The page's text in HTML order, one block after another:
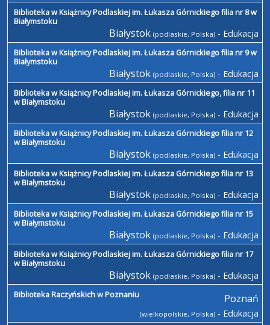
Biblioteka w Książnicy Podlaskiej im. Łukasza Górnickiego filia nr 8 w
Białymstoku
Białystok (podlaskie, Polska)- Edukacja
Biblioteka w Książnicy Podlaskiej im. Łukasza Górnickiego filia nr 9 w
Białymstoku
Białystok (podlaskie, Polska)- Edukacja
Biblioteka w Książnicy Podlaskiej im. Łukasza Górnickiego, filia nr 11
w Białymstoku
Białystok (podlaskie, Polska)- Edukacja
Biblioteka w Książnicy Podlaskiej im. Łukasza Górnickiego filia nr 12
w Białymstoku
Białystok (podlaskie, Polska)- Edukacja
Biblioteka w Książnicy Podlaskiej im. Łukasza Górnickiego filia nr 13
w Białymstoku
Białystok (podlaskie, Polska)- Edukacja
Biblioteka w Książnicy Podlaskiej im. Łukasza Górnickiego filia nr 15
w Białymstoku
Białystok (podlaskie, Polska)- Edukacja
Biblioteka w Książnicy Podlaskiej im. Łukasza Górnickiego filia nr 17
w Białymstoku
Białystok (podlaskie, Polska)- Edukacja
Biblioteka Raczyńskich w Poznaniu Poznań
(wielkopolskie, Polska)- Edukacja